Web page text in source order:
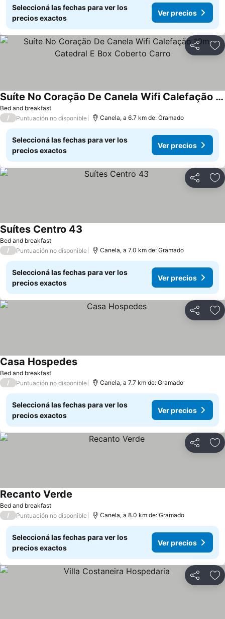
Seleccioná las fechas para ver los
precios exactos
Ver precios
Compartir
Bed and breakfast
Suíte No Coração De Canela Wifi Calefação 10m Catedral E Box Coberto Carro
/ Puntuación no disponible Canela, a 6.7 km de: Gramado
Seleccioná las fechas para ver los
precios exactos
Ver precios
Compartir
Bed and breakfast
Suítes Centro 43
/ Puntuación no disponible Canela, a 7.0 km de: Gramado
Seleccioná las fechas para ver los
precios exactos
Ver precios
Compartir
Bed and breakfast
Casa Hospedes
/ Puntuación no disponible Canela, a 7.7 km de: Gramado
Seleccioná las fechas para ver los
precios exactos
Ver precios
Compartir
Bed and breakfast
Recanto Verde
/ Puntuación no disponible Canela, a 8.0 km de: Gramado
Seleccioná las fechas para ver los
precios exactos
Ver precios
Compartir